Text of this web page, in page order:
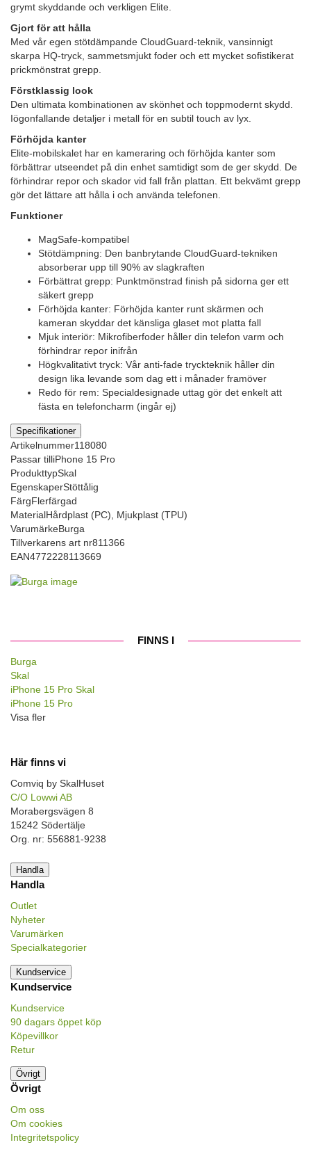
grymt skyddande och verkligen Elite.
Gjort för att hålla
Med vår egen stötdämpande CloudGuard-teknik, vansinnigt
skarpa HQ-tryck, sammetsmjukt foder och ett mycket sofistikerat
prickmönstrat grepp.
Förstklassig look
Den ultimata kombinationen av skönhet och toppmodernt skydd.
Iögonfallande detaljer i metall för en subtil touch av lyx.
Förhöjda kanter
Elite-mobilskalet har en kameraring och förhöjda kanter som
förbättrar utseendet på din enhet samtidigt som de ger skydd. De
förhindrar repor och skador vid fall från plattan. Ett bekvämt grepp
gör det lättare att hålla i och använda telefonen.
Funktioner
MagSafe-kompatibel
Stötdämpning: Den banbrytande CloudGuard-tekniken
absorberar upp till 90% av slagkraften
Förbättrat grepp: Punktmönstrad finish på sidorna ger ett
säkert grepp
Förhöjda kanter: Förhöjda kanter runt skärmen och
kameran skyddar det känsliga glaset mot platta fall
Mjuk interiör: Mikrofiberfoder håller din telefon varm och
förhindrar repor inifrån
Högkvalitativt tryck: Vår anti-fade tryckteknik håller din
design lika levande som dag ett i månader framöver
Redo för rem: Specialdesignade uttag gör det enkelt att
fästa en telefoncharm (ingår ej)
Specifikationer
Artikelnummer118080
Passar tilliPhone 15 Pro
ProdukttypSkal
EgenskaperStöttålig
FärgFlerfärgad
MaterialHårdplast (PC), Mjukplast (TPU)
VarumärkeBurga
Tillverkarens art nr811366
EAN4772228113669
FINNS I
Burga
Skal
iPhone 15 Pro Skal
iPhone 15 Pro
Visa fler
Här finns vi
Comviq by SkalHuset
C/O Lowwi AB
Morabergsvägen 8
15242 Södertälje
Org. nr: 556881-9238
Handla
Handla
Outlet
Nyheter
Varumärken
Specialkategorier
Kundservice
Kundservice
Kundservice
90 dagars öppet köp
Köpevillkor
Retur
Övrigt
Övrigt
Om oss
Om cookies
Integritetspolicy